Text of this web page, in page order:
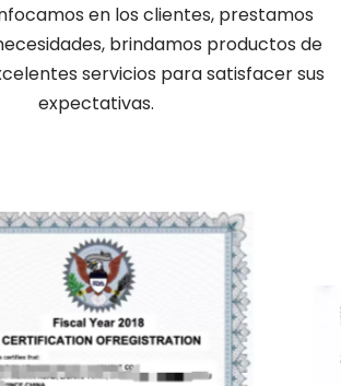
en los clientes, prestamos
brindamos productos de
servicios para satisfacer sus
expectativas.